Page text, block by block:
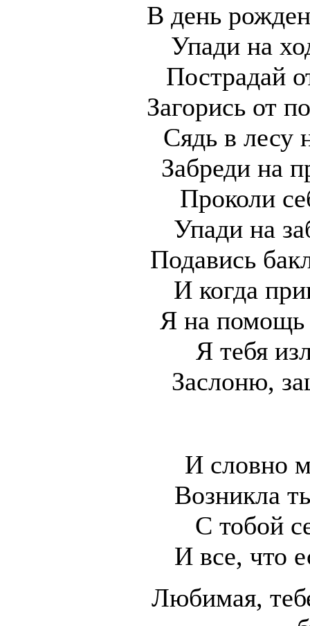
В день
Упади на
Пострадай
Загорись от
Сядь в лесу
Забреди на
Проколи
Упади на
Подавись
И когда
Я на помощь
Я тебя
Заслоню,
И словно
Возникла
С тобой
И все, что
Любимая,